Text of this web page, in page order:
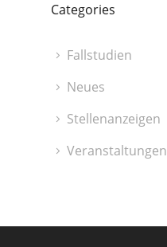
Categories
Fallstudien
Neues
Stellenanzeigen
Veranstaltungen